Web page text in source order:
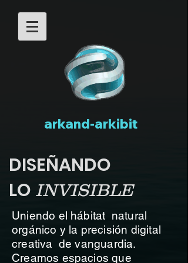
arkand-arkibit
DISEÑANDO
LO INVISIBLE
Uniendo el hábitat natural
orgánico y la precisión digital
creativa de vanguardia.
Creamos espacios que